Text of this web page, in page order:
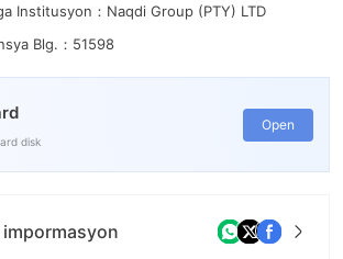
Institusyon：Naqdi Group (PTY) LTD
Blg.：51598
disk
Open